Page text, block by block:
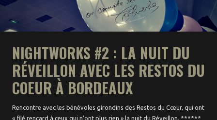
NIGHTWORKS #2 : LA NUIT DU
RÉVEILLON AVEC LES RESTOS DU
COEUR À BORDEAUX
Rencontre avec les bénévoles girondins des Restos du Cœur, qui ont
« filé rencard à ceux qui n’ont plus rien » la nuit du Réveillon. ******